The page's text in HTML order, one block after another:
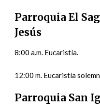
Parroquia El
Jesús
8:00 a.m. Eucaristía.
12:00 m. Eucaristía
Parroquia San